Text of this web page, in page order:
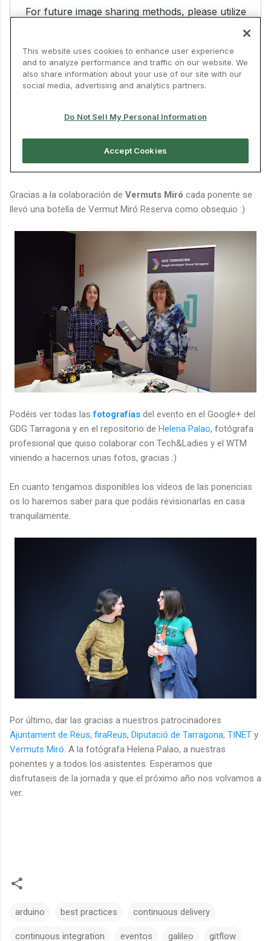
Gracias a la colaboración de Vermuts Miró cada ponente se
llevó una botella de Vermut Miró Reserva como obsequio :)
Podéis ver todas lasfotografías del evento en el Google+ del
GDG Tarragona y en el repositorio de Helena Palao, fotógrafa
profesional que quiso colaborar con Tech&Ladies y el WTM
viniendo a hacernos unas fotos, gracias :)
En cuanto tengamos disponibles los vídeos de las ponencias
os lo haremos saber para que podáis revisionarlas en casa
tranquilamente.
Por último, dar las gracias a nuestros patrocinadores
Ajuntament de Reus, firaReus, Diputació de Tarragona, TINET y
Vermuts Miró. A la fotógrafa Helena Palao, a nuestras
ponentes y a todos los asistentes. Esperamos que
disfrutaseis de la jornada y que el próximo año nos volvamos a
ver.
arduino best practices continuous delivery
continuous integration eventos galileo gitflow